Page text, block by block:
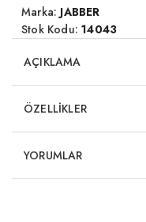
Marka:JABBER
Stok Kodu:14043
AÇIKLAMA
ÖZELLİKLER
YORUMLAR